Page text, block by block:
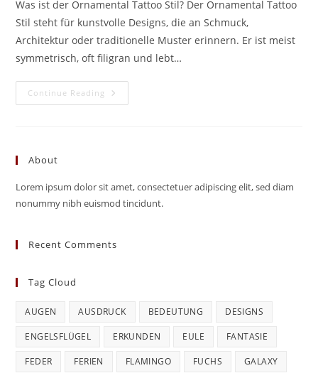
Was ist der Ornamental Tattoo Stil? Der Ornamental Tattoo
Stil steht für kunstvolle Designs, die an Schmuck,
Architektur oder traditionelle Muster erinnern. Er ist meist
symmetrisch, oft filigran und lebt…
Continue Reading Ornamental
Tattoo
Linien
About
Lorem ipsum dolor sit amet, consectetuer adipiscing elit, sed diam
nonummy nibh euismod tincidunt.
Recent Comments
Tag Cloud
AUGEN AUSDRUCK BEDEUTUNG DESIGNS
ENGELSFLÜGEL ERKUNDEN EULE FANTASIE
FEDER FERIEN FLAMINGO FUCHS GALAXY